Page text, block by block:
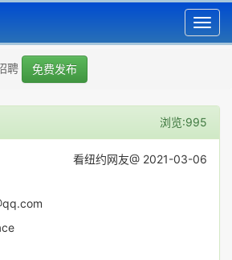
聘 免费发布
浏览:995
看纽约网友@ 2021-03-06